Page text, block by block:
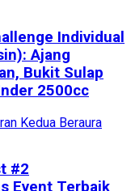
Individual
Ajang
Bukit Sulap
2500cc
#2
Event Terbaik